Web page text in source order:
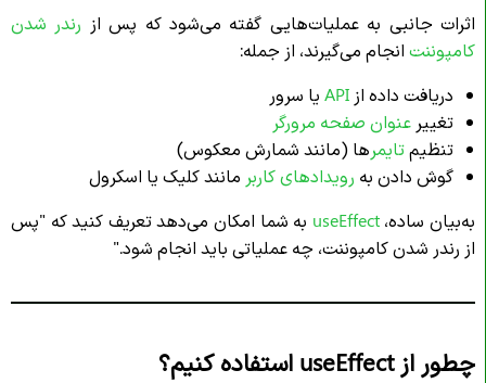
اثرات جانبی به عملیات‌هایی گفته می‌شود که پس از رندر شدن
کامپوننت انجام می‌گیرند، از جمله:
دریافت داده از API یا سرور
تغییر عنوان صفحه مرورگر
تنظیمتایمر‌ها (مانند شمارش معکوس)
گوش دادن به رویدادهای کاربر مانند کلیک یا اسکرول
به‌بیان ساده،useEffect به شما امکان می‌دهد تعریف کنید که "پس
از رندر شدن کامپوننت، چه عملیاتی باید انجام شود."
چطور از useEffect استفاده کنیم؟